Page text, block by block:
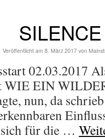
SILENCE
Veröffentlicht am 8. März 2017 von
02.03.2017
WIE EIN
nun, da
für die …